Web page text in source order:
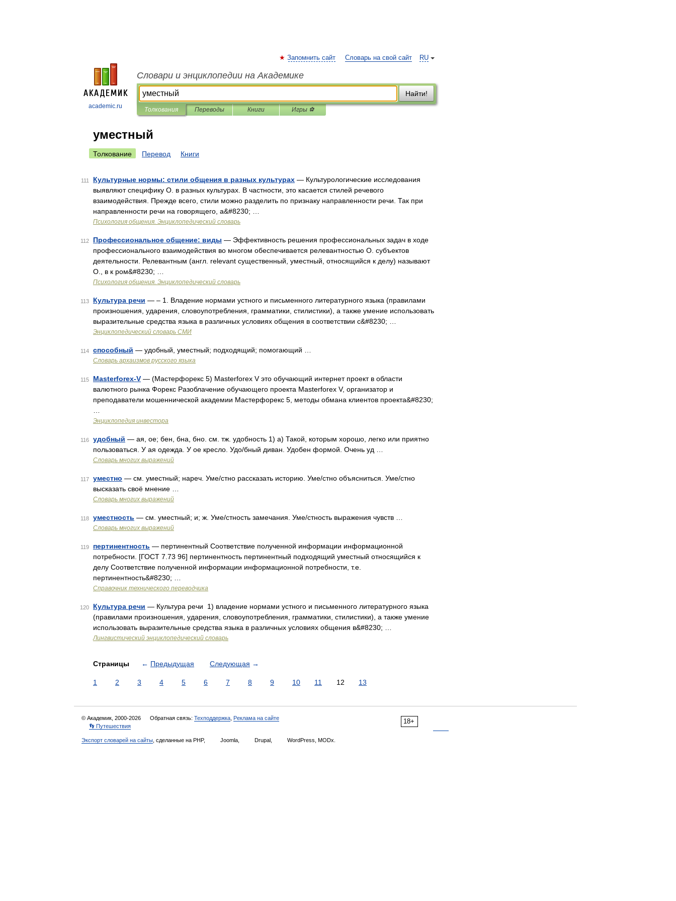
academic.ru
RU
Запомнить сайт Словарь на свой сайт
Словари и энциклопедии на Академике
Найти!
Толкования Переводы Книги Игры ⚽
уместный
Толкование Перевод Книги
111 Культурные нормы: стили общения в разных культурах — Культурологические исследования
выявляют специфику О. в разных культурах. В частности, это касается стилей речевого
взаимодействия. Прежде всего, стили можно разделить по признаку направленности речи. Так при
направленности речи на говорящего, а&#8230; …
Психология общения. Энциклопедический словарь
112 Профессиональное общение: виды — Эффективность решения профессиональных задач в ходе
профессионального взаимодействия во многом обеспечивается релевантностью О. субъектов
деятельности. Релевантным (англ. relevant существенный, уместный, относящийся к делу) называют
О., в к ром&#8230; …
Психология общения. Энциклопедический словарь
113 Культура речи — – 1. Владение нормами устного и письменного литературного языка (правилами
произношения, ударения, словоупотребления, грамматики, стилистики), а также умение использовать
выразительные средства языка в различных условиях общения в соответствии с&#8230; …
Энциклопедический словарь СМИ
114 способный — удобный, уместный; подходящий; помогающий …
Cловарь архаизмов русского языка
115 Masterforex-V — (Мастерфорекс 5) Masterforex V это обучающий интернет проект в области
валютного рынка Форекс Разоблачение обучающего проекта Masterforex V, организатор и
преподаватели мошеннической академии Мастерфорекс 5, методы обмана клиентов проекта&#8230;
Энциклопедия инвестора
116 удобный — ая, ое; бен, бна, бно. см. тж. удобность 1) а) Такой, которым хорошо, легко или приятно
пользоваться. У ая одежда. У ое кресло. Удо/бный диван. Удобен формой. Очень уд …
Словарь многих выражений
117 уместно — см. уместный; нареч. Уме/стно рассказать историю. Уме/стно объясниться. Уме/стно
высказать своё мнение …
Словарь многих выражений
118 уместность — см. уместный; и; ж. Уме/стность замечания. Уме/стность выражения чувств …
Словарь многих выражений
119 пертинентность — пертинентный Соответствие полученной информации информационной
потребности. [ГОСТ 7.73 96] пертинентность пертинентный подходящий уместный относящийся к
делу Соответствие полученной информации информационной потребности, т.е.
пертинентность&#8230; …
Справочник технического переводчика
120 Культура речи — Культура речи 1) владение нормами устного и письменного литературного языка
(правилами произношения, ударения, словоупотребления, грамматики, стилистики), а также умение
использовать выразительные средства языка в различных условиях общения в&#8230; …
Лингвистический энциклопедический словарь
Страницы ← Предыдущая Следующая →
1 2 3 4 5 6 7 8 9 10 11 12 13
18+
© Академик, 2000-2026 Обратная связь: Техподдержка Реклама на сайте
👣 Путешествия
Экспорт словарей на сайты , сделанные на PHP, Joomla, Drupal, WordPress, MODx.